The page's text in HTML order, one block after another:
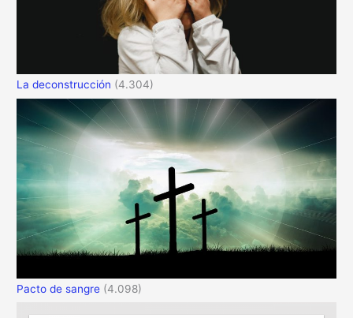
La deconstrucción (4.304)
Pacto de sangre (4.098)